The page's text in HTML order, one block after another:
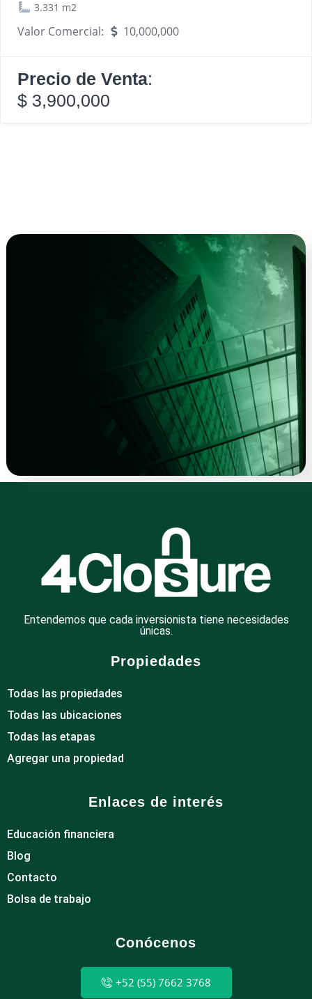
3.331 m2
Valor Comercial: 10,000,000
Precio de Venta:
$ 3,900,000
Entendemos que cada inversionista tiene necesidades
únicas.
Propiedades
Todas las propiedades
Todas las ubicaciones
Todas las etapas
Agregar una propiedad
Enlaces de interés
Educación financiera
Blog
Contacto
Bolsa de trabajo
Conócenos
+52 (55) 7662 3768